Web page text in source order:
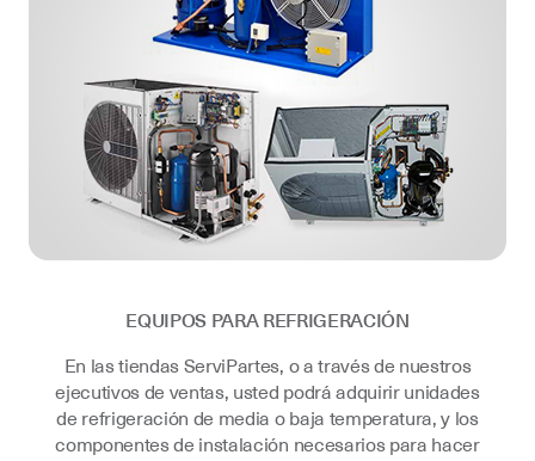
EQUIPOS PARA REFRIGERACIÓN
En las tiendas ServiPartes, o a través de nuestros
ejecutivos de ventas, usted podrá adquirir unidades
de refrigeración de media o baja temperatura, y los
componentes de instalación necesarios para hacer